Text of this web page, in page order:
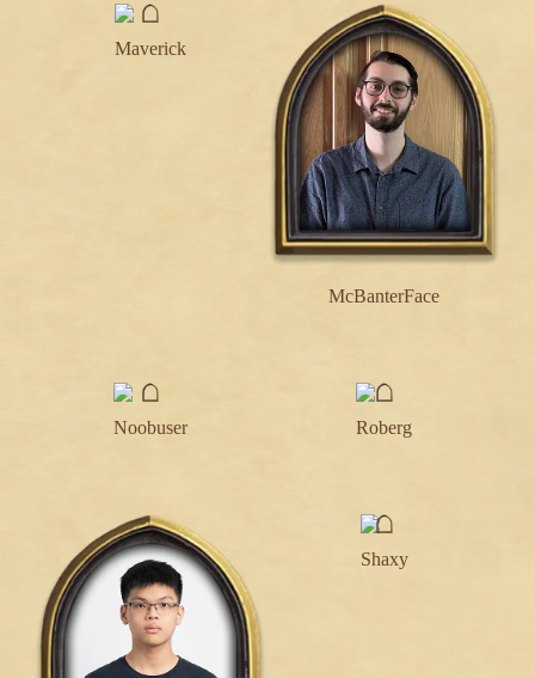
Maverick
McBanterFace
Noobuser Roberg
Shaxy